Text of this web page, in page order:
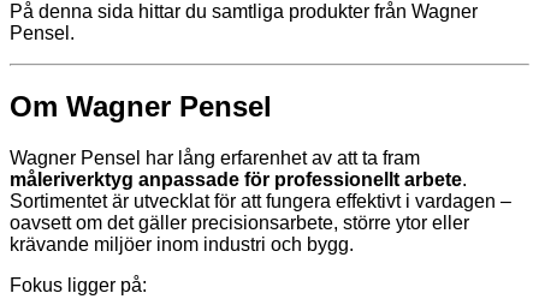
På denna sida hittar du samtliga produkter från Wagner
Pensel.
Om Wagner Pensel
Wagner Pensel har lång erfarenhet av att ta fram
måleriverktyg anpassade för professionellt arbete.
Sortimentet är utvecklat för att fungera effektivt i vardagen –
oavsett om det gäller precisionsarbete, större ytor eller
krävande miljöer inom industri och bygg.
Fokus ligger på: